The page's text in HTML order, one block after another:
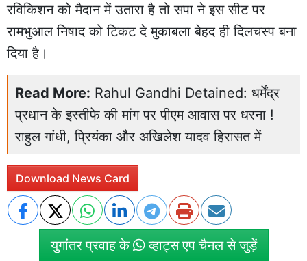
रविकिशन को मैदान में उतारा है तो सपा ने इस सीट पर
रामभुआल निषाद को टिकट दे मुकाबला बेहद ही दिलचस्प बना
दिया है।
Read More: Rahul Gandhi Detained: धर्मेंद्र
प्रधान के इस्तीफे की मांग पर पीएम आवास पर धरना !
राहुल गांधी, प्रियंका और अखिलेश यादव हिरासत में
Download News Card
युगांतर प्रवाह के व्हाट्स एप चैनल से जुड़ें